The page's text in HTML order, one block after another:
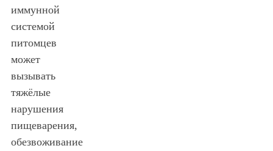
иммунной
системой
питомцев
может
вызывать
тяжёлые
нарушения
пищеварения,
обезвоживание